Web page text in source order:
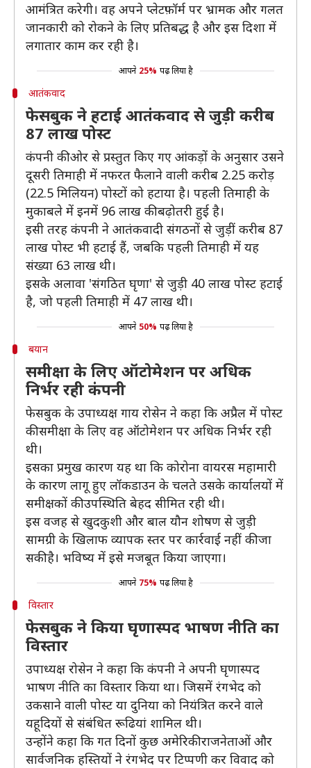
आमंत्रित करेगी। वह अपने प्लेटफ़ॉर्म पर भ्रामक और गलत
जानकारी को रोकने के लिए प्रतिबद्ध है और इस दिशा में
लगातार काम कर रही है।
आपने 25% पढ़ लिया है
आतंकवाद
फेसबुक ने हटाई आतंकवाद से जुड़ी करीब
87 लाख पोस्ट
कंपनी की ओर से प्रस्तुत किए गए आंकड़ों के अनुसार उसने
दूसरी तिमाही में नफरत फैलाने वाली करीब 2.25 करोड़
(22.5 मिलियन) पोस्टों को हटाया है। पहली तिमाही के
मुकाबले में इनमें 96 लाख की बढ़ोतरी हुई है।
इसी तरह कंपनी ने आतंकवादी संगठनों से जुड़ीं करीब 87
लाख पोस्ट भी हटाई हैं, जबकि पहली तिमाही में यह
संख्या 63 लाख थी।
इसके अलावा 'संगठित घृणा' से जुड़ी 40 लाख पोस्ट हटाई
है, जो पहली तिमाही में 47 लाख थी।
आपने 50% पढ़ लिया है
बयान
समीक्षा के लिए ऑटोमेशन पर अधिक
निर्भर रही कंपनी
फेसबुक के उपाध्यक्ष गाय रोसेन ने कहा कि अप्रैल में पोस्ट
की समीक्षा के लिए वह ऑटोमेशन पर अधिक निर्भर रही
थी।
इसका प्रमुख कारण यह था कि कोरोना वायरस महामारी
के कारण लागू हुए लॉकडाउन के चलते उसके कार्यालयों में
समीक्षकों की उपस्थिति बेहद सीमित रही थी।
इस वजह से खुदकुशी और बाल यौन शोषण से जुड़ी
सामग्री के खिलाफ व्यापक स्तर पर कार्रवाई नहीं की जा
सकी है। भविष्य में इसे मजबूत किया जाएगा।
आपने 75% पढ़ लिया है
विस्तार
फेसबुक ने किया घृणास्पद भाषण नीति का
विस्तार
उपाध्यक्ष रोसेन ने कहा कि कंपनी ने अपनी घृणास्पद
भाषण नीति का विस्तार किया था। जिसमें रंगभेद को
उकसाने वाली पोस्ट या दुनिया को नियंत्रित करने वाले
यहूदियों से संबंधित रूढियां शामिल थी।
उन्होंने कहा कि गत दिनों कुछ अमेरिकी राजनेताओं और
सार्वजनिक हस्तियों ने रंगभेद पर टिप्पणी कर विवाद को